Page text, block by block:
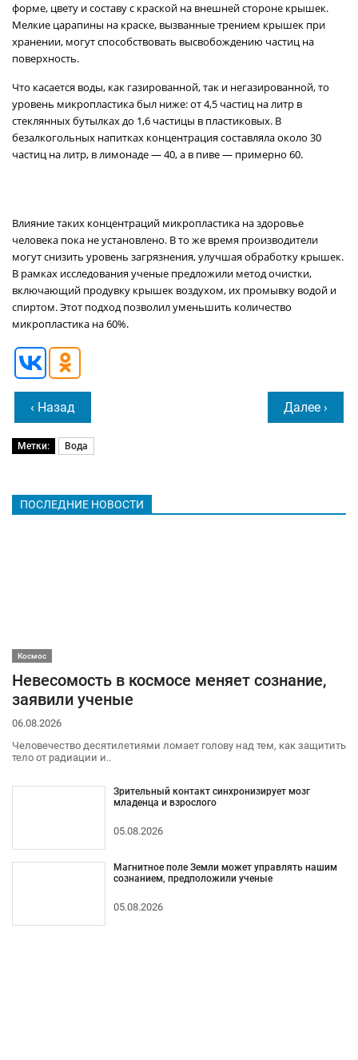
форме, цвету и составу с краской на внешней стороне крышек.
Мелкие царапины на краске, вызванные трением крышек при
хранении, могут способствовать высвобождению частиц на
поверхность.
Что касается воды, как газированной, так и негазированной, то
уровень микропластика был ниже: от 4,5 частиц на литр в
стеклянных бутылках до 1,6 частицы в пластиковых. В
безалкогольных напитках концентрация составляла около 30
частиц на литр, в лимонаде — 40, а в пиве — примерно 60.
Влияние таких концентраций микропластика на здоровье
человека пока не установлено. В то же время производители
могут снизить уровень загрязнения, улучшая обработку крышек.
В рамках исследования ученые предложили метод очистки,
включающий продувку крышек воздухом, их промывку водой и
спиртом. Этот подход позволил уменьшить количество
микропластика на 60%.
‹ Назад Далее ›
Метки: Вода
ПОСЛЕДНИЕ НОВОСТИ
Космос
Невесомость в космосе меняет сознание,
заявили ученые
06.08.2026
Человечество десятилетиями ломает голову над тем, как защитить
тело от радиации и..
Зрительный контакт синхронизирует мозг
младенца и взрослого
05.08.2026
Магнитное поле Земли может управлять нашим
сознанием, предположили ученые
05.08.2026